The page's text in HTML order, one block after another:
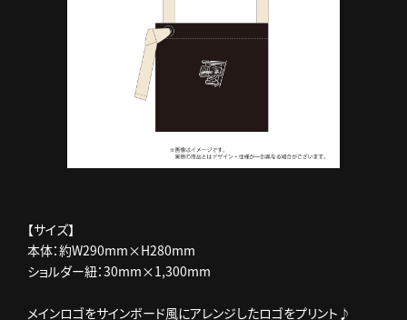
【サイズ】
本体：約W290mm×H280mm
ショルダー紐：30mm×1,300mm
メインロゴをサインボード風にアレンジしたロゴをプリント♪